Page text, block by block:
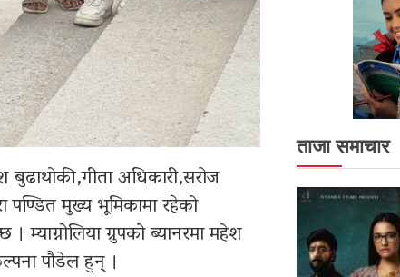
अधिकारी,सरोज
पण्डित मुख्य भूमिकामा रहेको
म्याग्नोलिया ग्रुपको ब्यानरमा महेश
पौडेल हुन् ।
ताजा समाचार